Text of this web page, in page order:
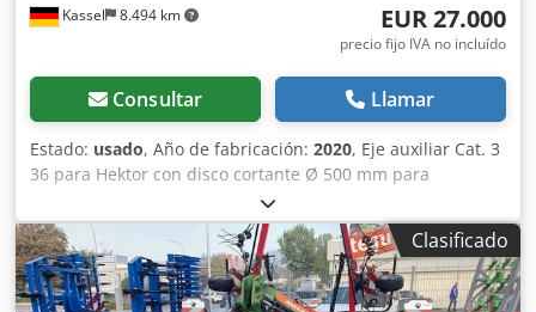
Kassel 8.494 km EUR 27.000
precio fijo IVA no incluído
Consultar Llamar
Estado: usado, Año de fabricación: 2020, Eje auxiliar Cat. 3
36 para Hektor con disco cortante Ø 500 mm para
liberación hidráulica de piedras / delantero con pre-arado
pesado G1 ajustable, iluminación trasera LED, señalización
frontal / sistema antirrobo, homologación de tipo UE 40
km/h - arado reversible de arrastre completo - RH 82 /
ampliable Credpfxsthk U To Alxef
Clasificado